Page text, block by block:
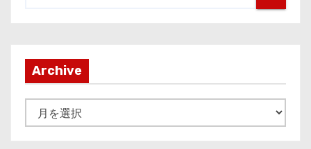
Archive
r